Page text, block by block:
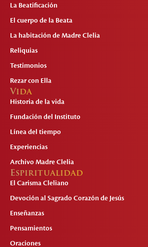
La Beatificación
El cuerpo de la Beata
La habitación de Madre Clelia
Reliquias
Testimonios
Rezar con Ella
Vida
Historia de la vida
Fundación del Instituto
Línea del tiempo
Experiencias
Archivo Madre Clelia
Espiritualidad
El Carisma Cleliano
Devoción al Sagrado Corazón de Jesús
Enseñanzas
Pensamientos
Oraciones